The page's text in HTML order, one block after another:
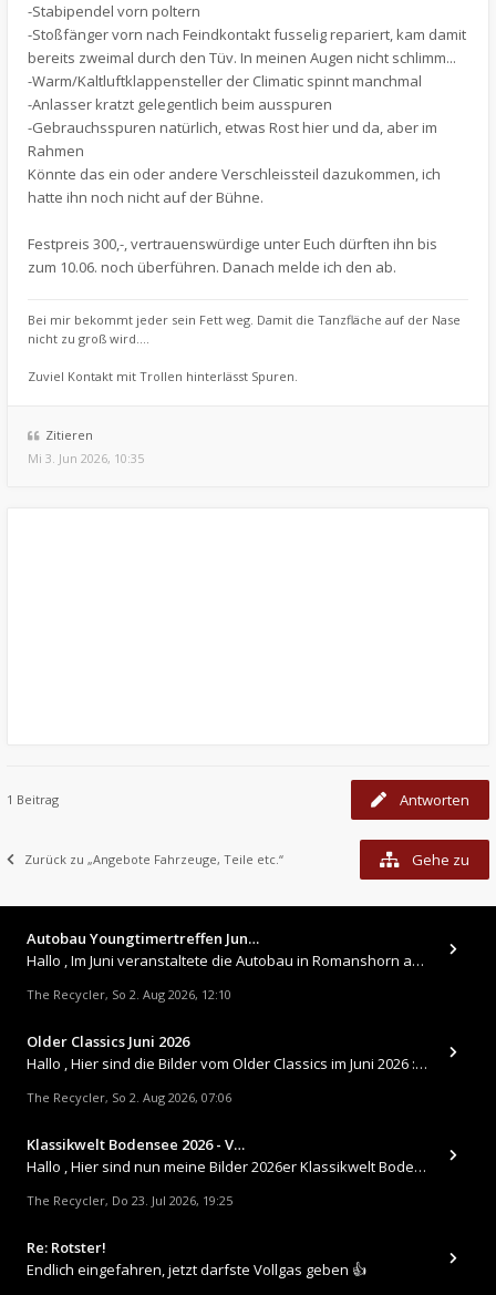
-Stabipendel vorn poltern
-Stoßfänger vorn nach Feindkontakt fusselig repariert, kam damit
bereits zweimal durch den Tüv. In meinen Augen nicht schlimm...
-Warm/Kaltluftklappensteller der Climatic spinnt manchmal
-Anlasser kratzt gelegentlich beim ausspuren
-Gebrauchsspuren natürlich, etwas Rost hier und da, aber im
Rahmen
Könnte das ein oder andere Verschleissteil dazukommen, ich
hatte ihn noch nicht auf der Bühne.
Festpreis 300,-, vertrauenswürdige unter Euch dürften ihn bis
zum 10.06. noch überführen. Danach melde ich den ab.
Bei mir bekommt jeder sein Fett weg. Damit die Tanzfläche auf der Nase
nicht zu groß wird....
Zuviel Kontakt mit Trollen hinterlässt Spuren.
Zitieren
Mi 3. Jun 2026, 10:35
1 Beitrag Antworten
Zurück zu „Angebote Fahrzeuge, Teile etc.“ Gehe zu
Autobau Youngtimertreffen Jun…
Hallo , Im Juni veranstaltete die Autobau in Romanshorn auf ihrem Gelände ein kleines Youngtimertreffen : https://up.
The Recycler, So 2. Aug 2026, 12:10
Older Classics Juni 2026
​Hallo , Hier sind die Bilder vom Older Classics im Juni 2026 : https://up.picr.de/51155940wd.jpg https://up.pic
The Recycler, So 2. Aug 2026, 07:06
Klassikwelt Bodensee 2026 - V…
Hallo , Hier sind nun meine Bilder 2026er Klassikwelt Bodensee 😀 https://up.picr.de/51125547rb.jpg https://up.pi
The Recycler, Do 23. Jul 2026, 19:25
Re: Rotster!
Endlich eingefahren, jetzt darfste Vollgas geben 👍